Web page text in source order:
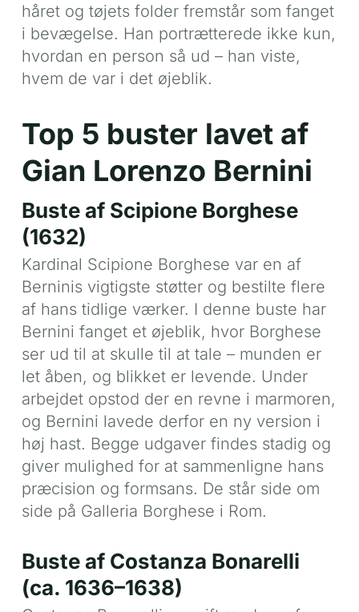
håret og tøjets folder fremstår som fanget
i bevægelse. Han portrætterede ikke kun,
hvordan en person så ud – han viste,
hvem de var i det øjeblik.
Top 5 buster lavet af
Gian Lorenzo Bernini
Buste af Scipione Borghese
(1632)
Kardinal Scipione Borghese var en af
Berninis vigtigste støtter og bestilte flere
af hans tidlige værker. I denne buste har
Bernini fanget et øjeblik, hvor Borghese
ser ud til at skulle til at tale – munden er
let åben, og blikket er levende. Under
arbejdet opstod der en revne i marmoren,
og Bernini lavede derfor en ny version i
høj hast. Begge udgaver findes stadig og
giver mulighed for at sammenligne hans
præcision og formsans. De står side om
side på Galleria Borghese i Rom.
Buste af Costanza Bonarelli
(ca. 1636–1638)